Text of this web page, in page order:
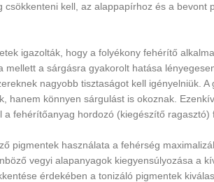
kell, az alappapírhoz és a bevont
igazolták, hogy a folyékony fehérítő
a sárgásra gyakorolt ​​hatása
nagyobb tisztaságot kell igényelniük. A
hanem könnyen sárgulást is okoznak.
fehérítőanyag hordozó (kiegészítő ragasztó)
pigmentek használata a fehérség
vegyi alapanyagok kiegyensúlyozása a
érdekében a tonizáló pigmentek